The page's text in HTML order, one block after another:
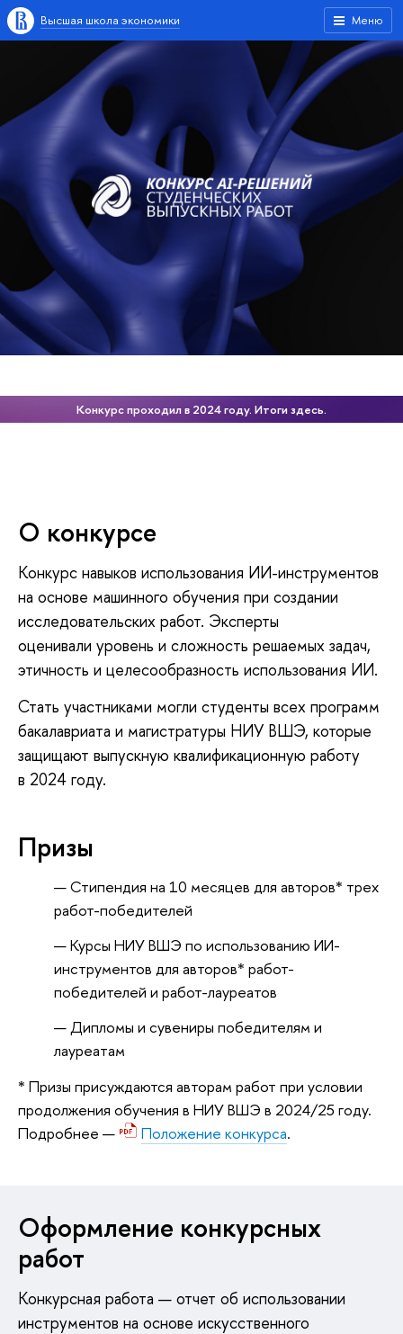
Меню
Высшая школа экономики
Конкурс проходил в 2024 году. Итоги здесь.
О конкурсе
Конкурс навыков использования ИИ-инструментов
на основе машинного обучения при создании
исследовательских работ. Эксперты
оценивали уровень и сложность решаемых задач,
этичность и целесообразность использования ИИ.
Стать участниками могли студенты всех программ
бакалавриата и магистратуры НИУ ВШЭ, которые
защищают выпускную квалификационную работу
в 2024 году.
Призы
Стипендия на 10 месяцев для авторов* трех
работ-победителей
Курсы НИУ ВШЭ по использованию ИИ-
инструментов для авторов* работ-
победителей и работ-лауреатов
Дипломы и сувениры победителям и
лауреатам
* Призы присуждаются авторам работ при условии
продолжения обучения в НИУ ВШЭ в 2024/25 году.
Подробнее —
Положение конкурса.
Оформление конкурсных
работ
Конкурсная работа — отчет об использовании
инструментов на основе искусственного